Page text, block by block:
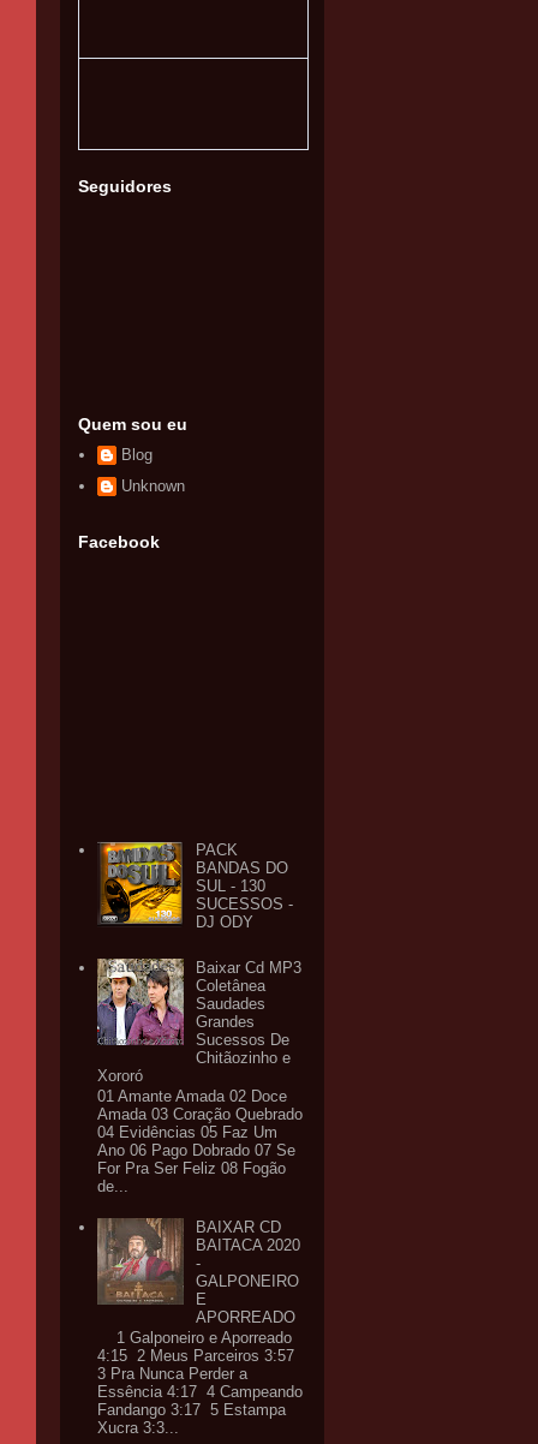
Seguidores
Quem sou eu
Blog
Unknown
Facebook
PACK
BANDAS DO
SUL - 130
SUCESSOS -
DJ ODY
Baixar Cd MP3
Coletânea
Saudades
Grandes
Sucessos De
Chitãozinho e
Xororó
01 Amante Amada 02 Doce
Amada 03 Coração Quebrado
04 Evidências 05 Faz Um
Ano 06 Pago Dobrado 07 Se
For Pra Ser Feliz 08 Fogão
de...
BAIXAR CD
BAITACA 2020
-
GALPONEIRO
E
APORREADO
1 Galponeiro e Aporreado
4:15 2 Meus Parceiros 3:57
3 Pra Nunca Perder a
Essência 4:17 4 Campeando
Fandango 3:17 5 Estampa
Xucra 3:3...